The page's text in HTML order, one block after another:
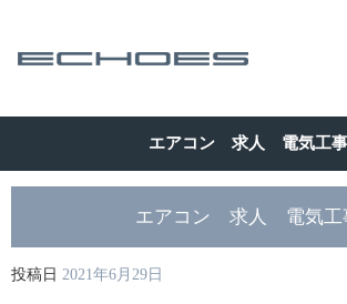
エアコン 求人 電気工事
エアコン 求人 電気工
投稿日 2021年6月29日